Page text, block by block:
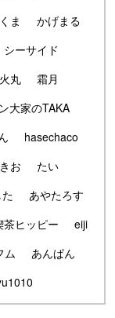
ま
かげまる
シーサイド
丸
霜月
大家のTAKA
hasechaco
お
たい
あやたろす
茶ヒッピー
eiji
ム
あんぱん